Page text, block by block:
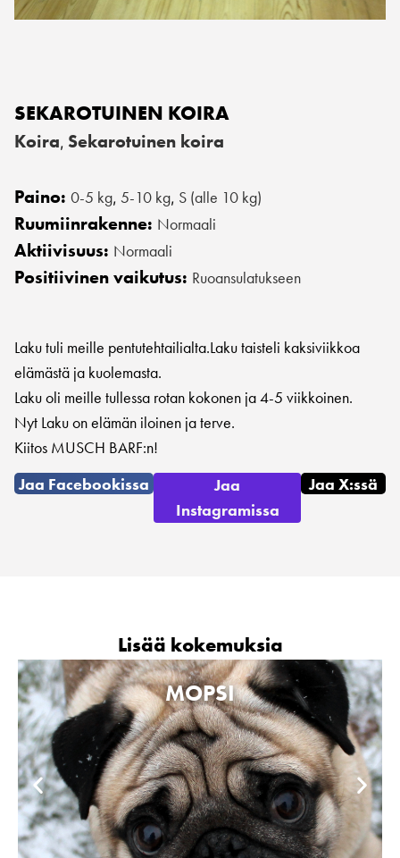
SEKAROTUINEN KOIRA
Koira, Sekarotuinen koira
Paino: 0-5 kg, 5-10 kg, S (alle 10 kg)
Ruumiinrakenne: Normaali
Aktiivisuus: Normaali
Positiivinen vaikutus: Ruoansulatukseen
Laku tuli meille pentutehtailialta.Laku taisteli kaksiviikkoa
elämästä ja kuolemasta.
Laku oli meille tullessa rotan kokonen ja 4-5 viikkoinen.
Nyt Laku on elämän iloinen ja terve.
Kiitos MUSCH BARF:n!
Jaa Facebookissa
Jaa
Instagramissa
Jaa X:ssä
Lisää kokemuksia
MOPSI